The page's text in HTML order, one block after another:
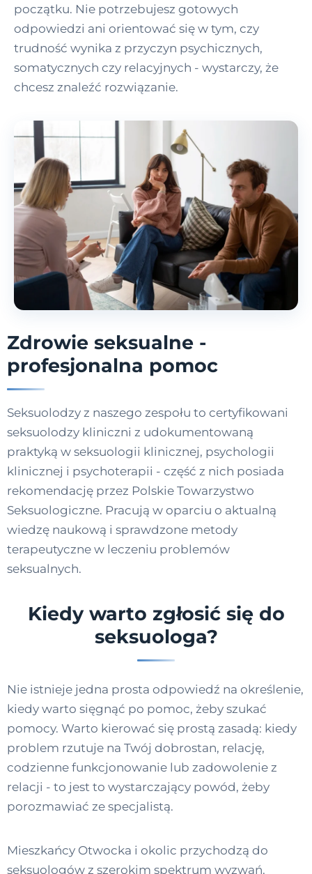
początku. Nie potrzebujesz gotowych
odpowiedzi ani orientować się w tym, czy
trudność wynika z przyczyn psychicznych,
somatycznych czy relacyjnych - wystarczy, że
chcesz znaleźć rozwiązanie.
Zdrowie seksualne -
profesjonalna pomoc
Seksuolodzy z naszego zespołu to certyfikowani
seksuolodzy kliniczni z udokumentowaną
praktyką w seksuologii klinicznej, psychologii
klinicznej i psychoterapii - część z nich posiada
rekomendację przez Polskie Towarzystwo
Seksuologiczne. Pracują w oparciu o aktualną
wiedzę naukową i sprawdzone metody
terapeutyczne w leczeniu problemów
seksualnych.
Kiedy warto zgłosić się do
seksuologa?
Nie istnieje jedna prosta odpowiedź na określenie,
kiedy warto sięgnąć po pomoc, żeby szukać
pomocy. Warto kierować się prostą zasadą: kiedy
problem rzutuje na Twój dobrostan, relację,
codzienne funkcjonowanie lub zadowolenie z
relacji - to jest to wystarczający powód, żeby
porozmawiać ze specjalistą.
Mieszkańcy Otwocka i okolic przychodzą do
seksuologów z szerokim spektrum wyzwań.